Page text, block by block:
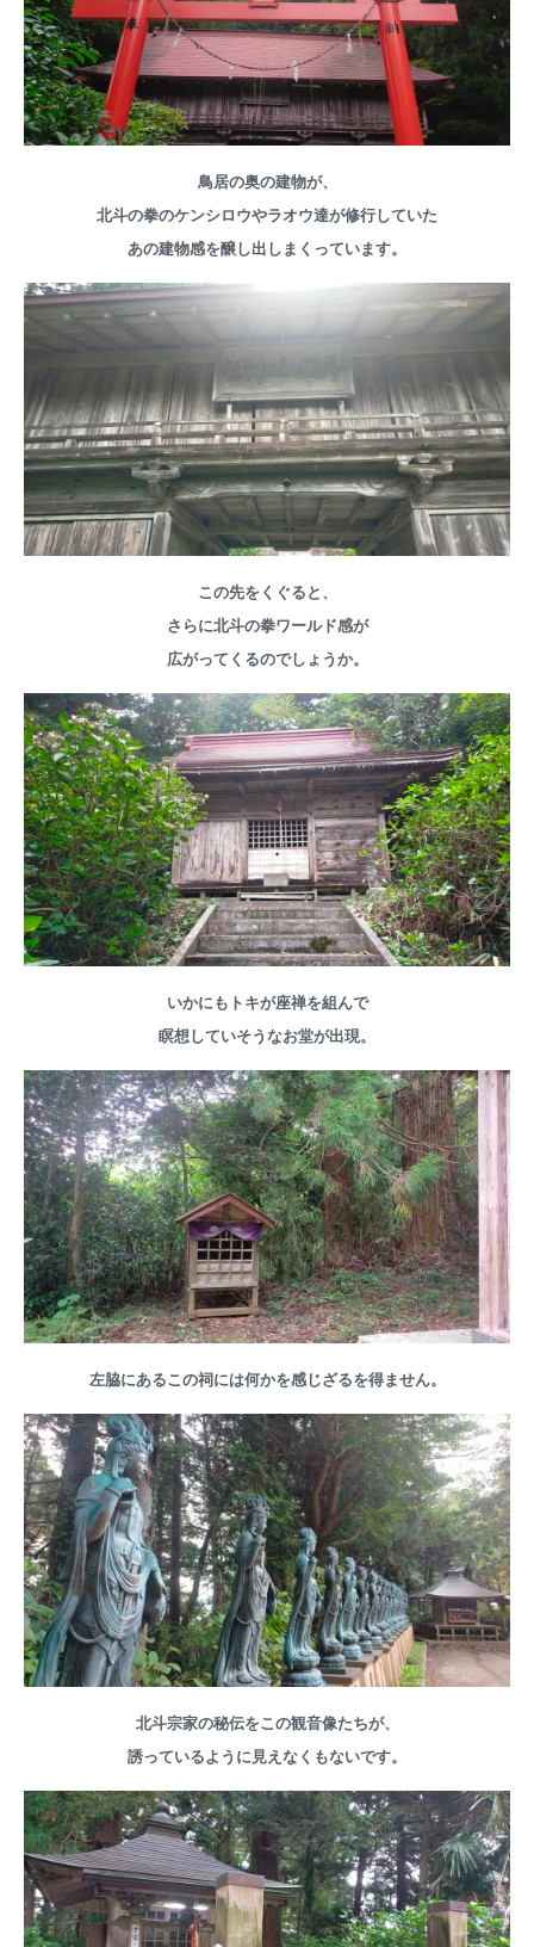
鳥居の奥の建物が、
北斗の拳のケンシロウやラオウ達が修行していた
あの建物感を醸し出しまくっています。
この先をくぐると、
さらに北斗の拳ワールド感が
広がってくるのでしょうか。
いかにもトキが座禅を組んで
瞑想していそうなお堂が出現。
左脇にあるこの祠には何かを感じざるを得ません。
北斗宗家の秘伝をこの観音像たちが、
誘っているように見えなくもないです。